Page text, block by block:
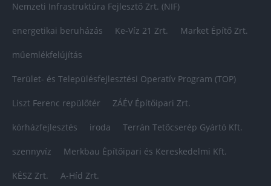
Nemzeti Infrastruktúra Fejlesztő Zrt. (NIF)
energetikai beruházás Ke-Víz 21 Zrt. Market Építő Zrt.
műemlékfelújítás
Terület- és Településfejlesztési Operatív Program (TOP)
Liszt Ferenc repülőtér ZÁÉV Építőipari Zrt.
kórházfejlesztés iroda Terrán Tetőcserép Gyártó Kft.
szennyvíz Merkbau Építőipari és Kereskedelmi Kft.
KÉSZ Zrt. A-Híd Zrt.